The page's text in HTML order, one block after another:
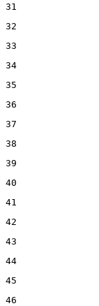
31
32
33
34
35
36
37
38
39
40
41
42
43
44
45
46